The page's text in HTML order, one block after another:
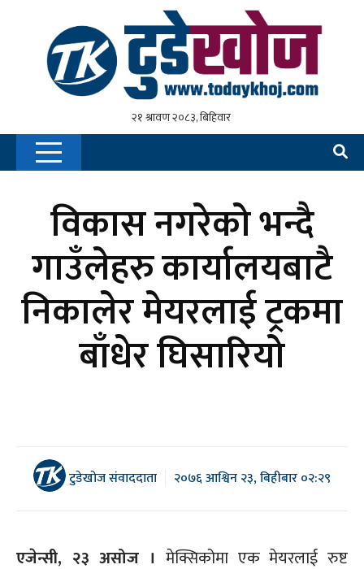
विकास नगरेको भन्दै
गाउँलेहरु कार्यालयबाटै
निकालेर मेयरलाई ट्रकमा
बाँधेर घिसारियो
टुडेखोज संवाददाता २०७६ आश्विन २३, बिहीबार ०२:२९
एजेन्सी, २३ असोज । मेक्सिकोमा एक मेयरलाई रुष्ट